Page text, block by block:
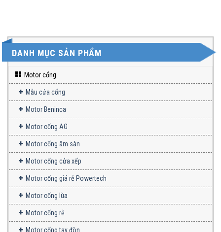
DANH MỤC SẢN PHẨM
Motor cổng
Mẫu cửa cổng
Motor Beninca
Motor cổng AG
Motor cổng âm sàn
Motor cổng cửa xếp
Motor cổng giá rẻ Powertech
Motor cổng lùa
Motor cổng rẻ
Motor cổng tay đòn